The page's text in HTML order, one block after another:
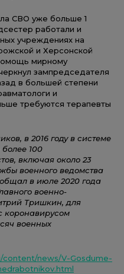
СВО уже больше 1
работали и
учреждениях на
и Херсонской
мирному
зампредседателя
в большей степени
и
требуются терапевты
в 2016 году в системе
100
включая около 23
военного ведомства
в июле 2020 года
военно-
Тришкин, для
коронавирусом
военных
news/V-Gosdume-